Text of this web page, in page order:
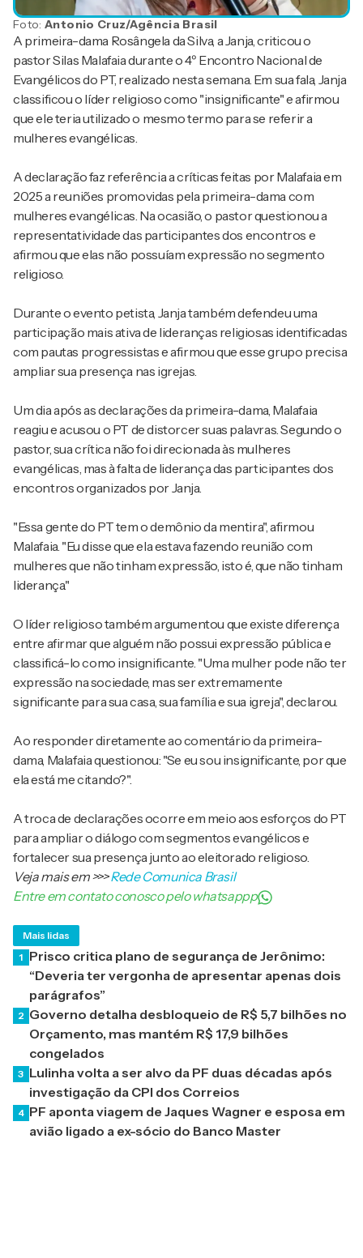
Foto:Antonio Cruz/Agência Brasil
A primeira-dama Rosângela da Silva, a Janja, criticou o
pastor Silas Malafaia durante o 4º Encontro Nacional de
Evangélicos do PT, realizado nesta semana. Em sua fala, Janja
classificou o líder religioso como "insignificante" e afirmou
que ele teria utilizado o mesmo termo para se referir a
mulheres evangélicas.
A declaração faz referência a críticas feitas por Malafaia em
2025 a reuniões promovidas pela primeira-dama com
mulheres evangélicas. Na ocasião, o pastor questionou a
representatividade das participantes dos encontros e
afirmou que elas não possuíam expressão no segmento
religioso.
Durante o evento petista, Janja também defendeu uma
participação mais ativa de lideranças religiosas identificadas
com pautas progressistas e afirmou que esse grupo precisa
ampliar sua presença nas igrejas.
Um dia após as declarações da primeira-dama, Malafaia
reagiu e acusou o PT de distorcer suas palavras. Segundo o
pastor, sua crítica não foi direcionada às mulheres
evangélicas, mas à falta de liderança das participantes dos
encontros organizados por Janja.
"Essa gente do PT tem o demônio da mentira", afirmou
Malafaia. "Eu disse que ela estava fazendo reunião com
mulheres que não tinham expressão, isto é, que não tinham
liderança."
O líder religioso também argumentou que existe diferença
entre afirmar que alguém não possui expressão pública e
classificá-lo como insignificante. "Uma mulher pode não ter
expressão na sociedade, mas ser extremamente
significante para sua casa, sua família e sua igreja", declarou.
Ao responder diretamente ao comentário da primeira-
dama, Malafaia questionou: "Se eu sou insignificante, por que
ela está me citando?".
A troca de declarações ocorre em meio aos esforços do PT
para ampliar o diálogo com segmentos evangélicos e
fortalecer sua presença junto ao eleitorado religioso.
Veja mais em>>>Rede Comunica Brasil
Entre em contato conosco pelo whatsappp
Mais lidas
1 Prisco critica plano de segurança de Jerônimo:
“Deveria ter vergonha de apresentar apenas dois
parágrafos”
2 Governo detalha desbloqueio de R$ 5,7 bilhões no
Orçamento, mas mantém R$ 17,9 bilhões
congelados
3 Lulinha volta a ser alvo da PF duas décadas após
investigação da CPI dos Correios
4 PF aponta viagem de Jaques Wagner e esposa em
avião ligado a ex-sócio do Banco Master